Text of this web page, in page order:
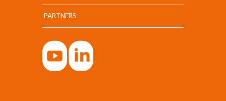
PARTNERS